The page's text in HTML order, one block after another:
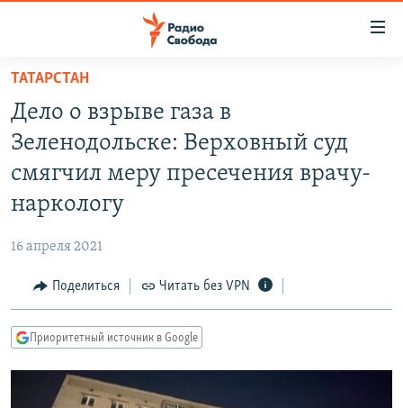
упрощенного
доступа
Вернуться
основному
содержанию
Вернутся
навигации
Вернутся
ПОДКАСТЫ
КУЛЬТУРА
IDEL.РЕАЛИИ
КАВКАЗ.РЕАЛИИ
СИБИРЬ.РЕАЛИИ
ТАТАРСТАН
Дело о взрыве газа в
Зеленодольске: Верховный суд
смягчил меру пресечения врачу-
наркологу
16 апреля 2021
Поделиться Читать без VPN
Приоритетный источник в Google